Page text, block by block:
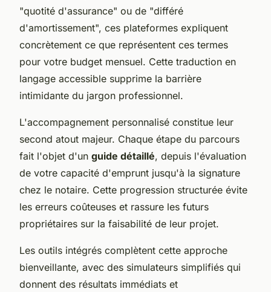
"quotité d'assurance" ou de "différé
d'amortissement", ces plateformes expliquent
concrètement ce que représentent ces termes
pour votre budget mensuel. Cette traduction en
langage accessible supprime la barrière
intimidante du jargon professionnel.
L'accompagnement personnalisé constitue leur
second atout majeur. Chaque étape du parcours
fait l'objet d'un guide détaillé, depuis l'évaluation
de votre capacité d'emprunt jusqu'à la signature
chez le notaire. Cette progression structurée évite
les erreurs coûteuses et rassure les futurs
propriétaires sur la faisabilité de leur projet.
Les outils intégrés complètent cette approche
bienveillante, avec des simulateurs simplifiés qui
donnent des résultats immédiats et